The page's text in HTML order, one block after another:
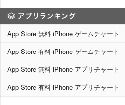
App Store 無料 iPhone ゲームチャート
App Store 有料 iPhone ゲームチャート
App Store 無料 iPhone アプリチャート
App Store 有料 iPhone アプリチャート